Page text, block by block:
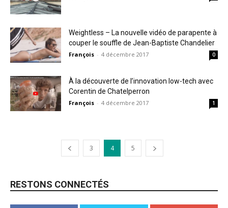
Weightless – La nouvelle vidéo de parapente à
couper le souffle de Jean-Baptiste Chandelier
François - 4 décembre 2017 0
À la découverte de l’innovation low-tech avec
Corentin de Chatelperron
François - 4 décembre 2017 1
3 4 5
RESTONS CONNECTÉS